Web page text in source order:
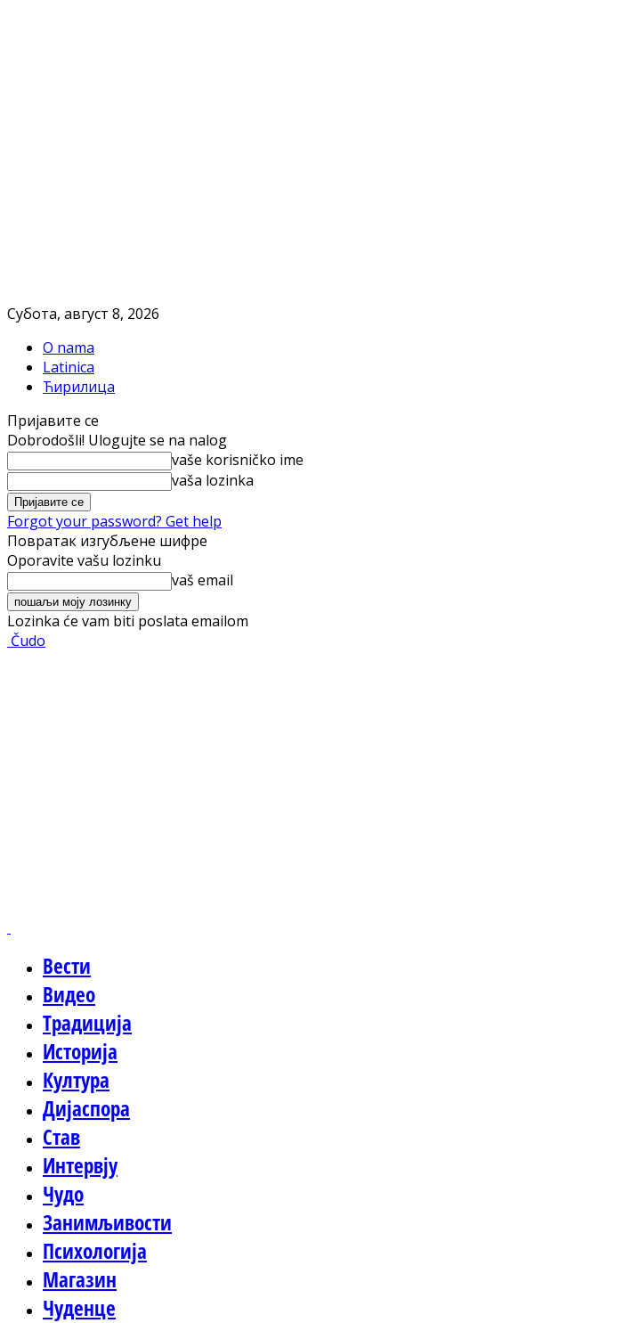
Субота, август 8, 2026
O nama
Latinica
Ћирилица
Пријавите се
Dobrodošli! Ulogujte se na nalog
vaše korisničko ime
vaša lozinka
Forgot your password? Get help
Повратак изгубљене шифре
Oporavite vašu lozinku
vaš email
Lozinka će vam biti poslata emailom
Čudo
Вести
Видео
Традиција
Историја
Култура
Дијаспора
Став
Интервју
Чудо
Занимљивости
Психологија
Магазин
Чуденце